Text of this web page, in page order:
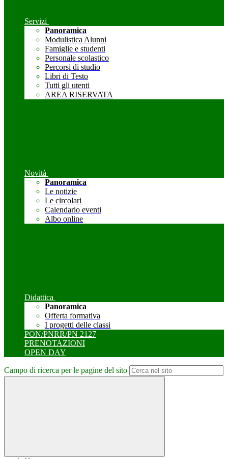
Servizi
Panoramica
Modulistica Alunni
Famiglie e studenti
Personale scolastico
Percorsi di studio
Libri di Testo
Tutti gli utenti
AREA RISERVATA
Novità
Panoramica
Le notizie
Le circolari
Calendario eventi
Albo online
Didattica
Panoramica
Offerta formativa
I progetti delle classi
PON/PNRR/PN 2127
PRENOTAZIONI
OPEN DAY
Campo di ricerca per le pagine del sito